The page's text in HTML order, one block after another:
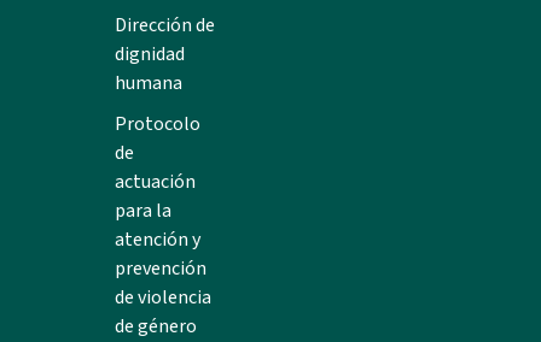
Dirección de
dignidad
humana
Protocolo
de
actuación
para la
atención y
prevención
de violencia
de género